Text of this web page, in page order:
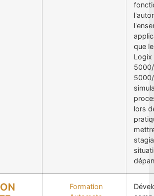
que
Logix
lors
Formation